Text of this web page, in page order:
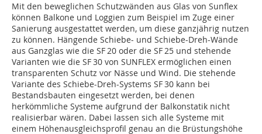
Mit den beweglichen Schutzwänden aus Glas von Sunflex
können Balkone und Loggien zum Beispiel im Zuge einer
Sanierung ausgestattet werden, um diese ganzjährig nutzen
zu können. Hängende Schiebe- und Schiebe-Dreh-Wände
aus Ganzglas wie die SF 20 oder die SF 25 und stehende
Varianten wie die SF 30 von SUNFLEX ermöglichen einen
transparenten Schutz vor Nässe und Wind. Die stehende
Variante des Schiebe-Dreh-Systems SF 30 kann bei
Bestandsbauten eingesetzt werden, bei denen
herkömmliche Systeme aufgrund der Balkonstatik nicht
realisierbar wären. Dabei lassen sich alle Systeme mit
einem Höhenausgleichsprofil genau an die Brüstungshöhe